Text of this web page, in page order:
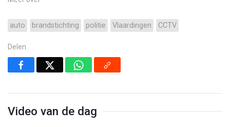
auto brandstichting politie Vlaardingen CCTV
Delen
Video van de dag